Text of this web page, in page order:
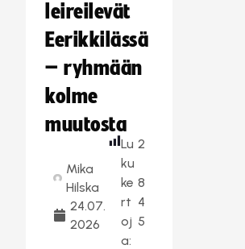
leireilevät
Eerikkilässä
– ryhmään
kolme
muutosta
Mika
Hilska
24.07.
2026
Lu
ku
ke
rt
oj
a:
2
8
4
5